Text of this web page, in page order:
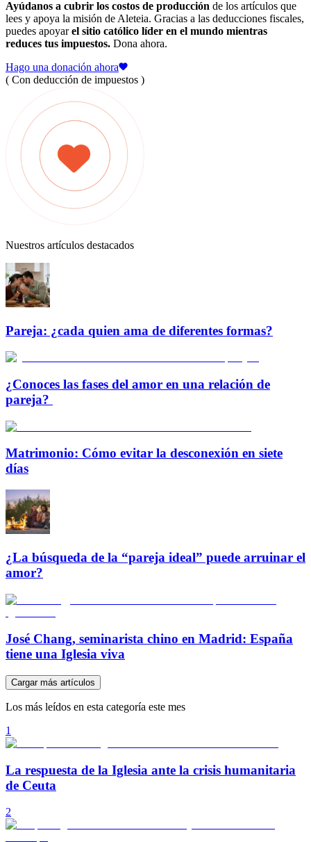
Ayúdanos a cubrir los costos de producción de los artículos que
lees y apoya la misión de Aleteia. Gracias a las deducciones fiscales,
puedes apoyarel sitio católico líder en el mundo mientras
reduces tus impuestos. Dona ahora.
Hago una donación ahora
( Con deducción de impuestos )
Nuestros artículos destacados
Pareja: ¿cada quien ama de diferentes formas?
¿Conoces las fases del amor en una relación de
pareja?
Matrimonio: Cómo evitar la desconexión en siete
días
¿La búsqueda de la “pareja ideal” puede arruinar el
amor?
José Chang, seminarista chino en Madrid: España
tiene una Iglesia viva
Cargar más artículos
Los más leídos en esta categoría este mes
1
La respuesta de la Iglesia ante la crisis humanitaria
de Ceuta
2